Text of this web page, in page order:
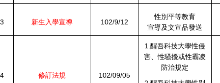
3 新生入學宣導 102/9/12
性別平等教育
宣導及文宣品發送
4 修訂法規 102/09/05
1.醒吾科技大學性侵
害、性騷擾或性霸凌
防治規定